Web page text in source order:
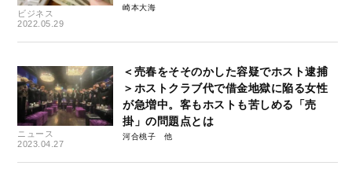
ビジネス
2022.05.29
崎本大海
ニュース
2023.04.27
＜売春をそそのかした容疑でホスト逮捕
＞ホストクラブ代で借金地獄に陥る女性
が急増中。客もホストも苦しめる「売
掛」の問題点とは
河合桃子